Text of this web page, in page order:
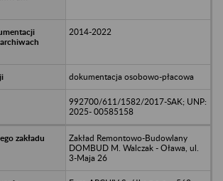
2014-2022
dokumentacja osobowo-płacowa
992700/611/1582/2017-SAK; UNP:
2025- 00585158
Zakład Remontowo-Budowlany
DOMBUD M. Walczak - Oława, ul.
3-Maja 26